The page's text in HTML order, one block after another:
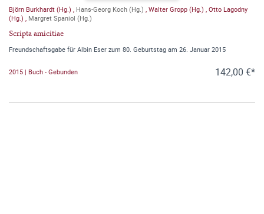
Björn Burkhardt (Hg.) Hans-Georg Koch (Hg.) Walter Gropp (Hg.) Otto Lagodny
(Hg.)
Margret Spaniol (Hg.)
Scripta amicitiae
Freundschaftsgabe für Albin Eser zum 80. Geburtstag am 26. Januar 2015
2015 | Buch - Gebunden 142,00 €*